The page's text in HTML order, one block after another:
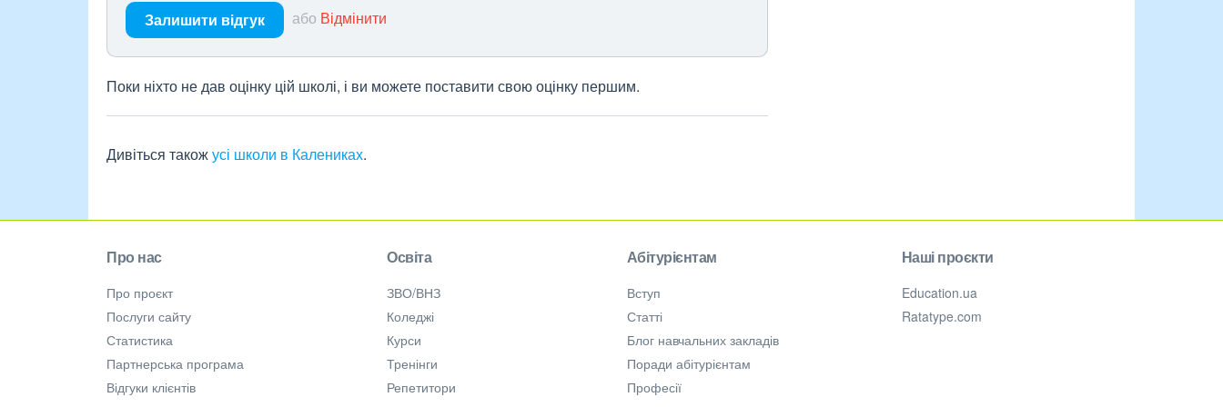
Залишити відгук або Відмінити
Поки ніхто не дав оцінку цій школі, і ви можете поставити свою оцінку першим.
Дивіться такожусі школи в Калениках.
Про нас
Про проєкт
Послуги сайту
Статистика
Партнерська програма
Відгуки клієнтів
Освіта
ЗВО/ВНЗ
Коледжі
Курси
Тренінги
Репетитори
Абітурієнтам
Вступ
Статті
Блог навчальних закладів
Поради абітурієнтам
Професії
Наші проєкти
Education.ua
Ratatype.com